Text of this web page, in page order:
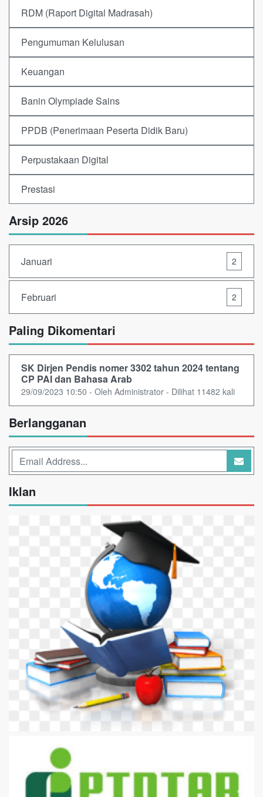
RDM (Raport Digital Madrasah)
Pengumuman Kelulusan
Keuangan
Banin Olympiade Sains
PPDB (Penerimaan Peserta Didik Baru)
Perpustakaan Digital
Prestasi
Arsip 2026
Januari 2
Februari 2
Paling Dikomentari
SK Dirjen Pendis nomer 3302 tahun 2024 tentang
CP PAI dan Bahasa Arab
29/09/2023 10:50 - Oleh Administrator - Dilihat 11482 kali
Berlangganan
Iklan